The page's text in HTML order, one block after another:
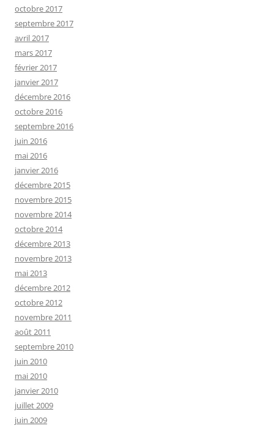
octobre 2017
septembre 2017
avril 2017
mars 2017
février 2017
janvier 2017
décembre 2016
octobre 2016
septembre 2016
juin 2016
mai 2016
janvier 2016
décembre 2015
novembre 2015
novembre 2014
octobre 2014
décembre 2013
novembre 2013
mai 2013
décembre 2012
octobre 2012
novembre 2011
août 2011
septembre 2010
juin 2010
mai 2010
janvier 2010
juillet 2009
juin 2009